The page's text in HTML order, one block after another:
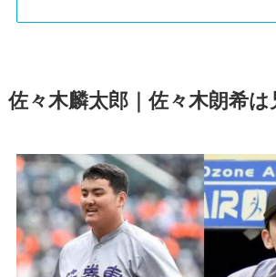
佐々木麟太郎｜佐々木朗希は